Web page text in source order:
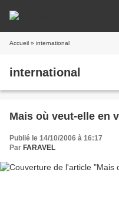
Accueil » international
international
Mais où veut-elle en
Publié le 14/10/2006 à 16:17
Par FARAVEL